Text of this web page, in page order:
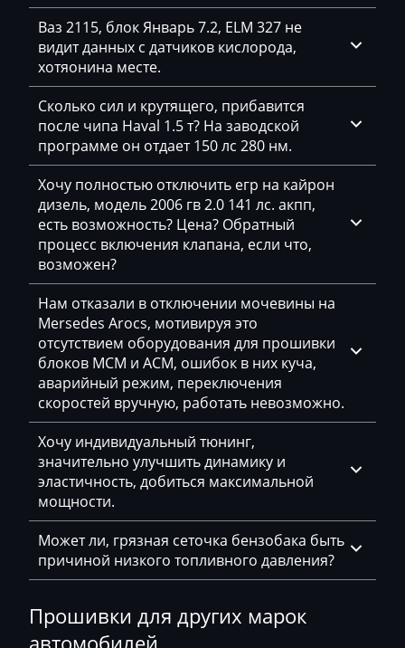
Dieci
Dodge
Dongfeng
Doosan
Doppstadt
Dynapac
EcoLog
Eggersmann
Exeed
Extreme moto
Faresin
Farmtrac
FAW
Fendt
Fiat
Ford
Foton
Freightliner
Furukawa
Ваз 2115, блок Январь 7.2, ELM 327 не
видит данных с датчиков кислорода,
хотяонина месте.
Сколько сил и крутящего, прибавится
после чипа Haval 1.5 т? На заводской
программе он отдает 150 лс 280 нм.
Хочу полностью отключить егр на кайрон
дизель, модель 2006 гв 2.0 141 лс. акпп,
есть возможность? Цена? Обратный
процесс включения клапана, если что,
возможен?
Нам отказали в отключении мочевины на
Mersedes Arocs, мотивируя это
отсутствием оборудования для прошивки
блоков MCM и ACM, ошибок в них куча,
аварийный режим, переключения
скоростей вручную, работать невозможно.
Хочу индивидуальный тюнинг,
значительно улучшить динамику и
эластичность, добиться максимальной
мощности.
Может ли, грязная сеточка бензобака быть
причиной низкого топливного давления?
Прошивки для других марок